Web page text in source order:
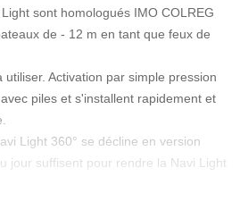
sont homologués IMO COLREG
de - 12 m en tant que feux de
Activation par simple pression
piles et s'installent rapidement et
Light 360° se décline en version
jour suffisent pour rendre la Navi Light